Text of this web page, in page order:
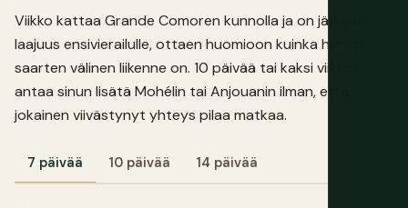
Viikko kattaa Grande Comoren kunnolla ja on järkevä
laajuus ensivierailulle, ottaen huomioon kuinka harvaa
saarten välinen liikenne on. 10 päivää tai kaksi viikkoa
antaa sinun lisätä Mohélin tai Anjouanin ilman, että
jokainen viivästynyt yhteys pilaa matkaa.
7 päivää 10 päivää 14 päivää